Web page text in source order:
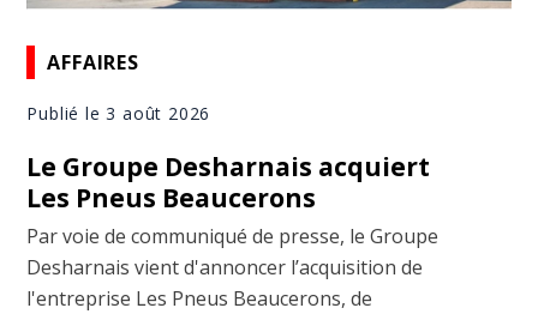
AFFAIRES
Publié le 3 août 2026
Le Groupe Desharnais acquiert
Les Pneus Beaucerons
Par voie de communiqué de presse, le Groupe
Desharnais vient d'annoncer l’acquisition de
l'entreprise Les Pneus Beaucerons, de